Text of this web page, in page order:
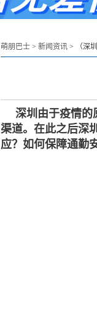
萌朋巴士 > 新闻资讯 > （深
深圳由于疫情的
渠道。在此之后深
应？如何保障通勤